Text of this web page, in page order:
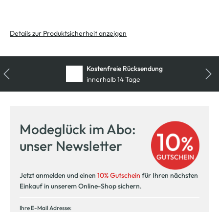
Details zur Produktsicherheit anzeigen
Kostenfreie Rücksendung
innerhalb 14 Tage
Modeglück im Abo:
unser Newsletter
Jetzt anmelden und einen 10% Gutschein für Ihren nächsten
Einkauf in unserem Online-Shop sichern.
Ihre E-Mail Adresse: